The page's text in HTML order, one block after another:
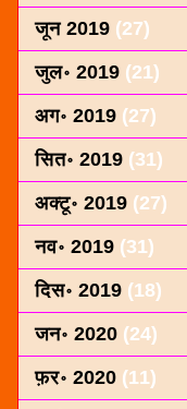
जून 2019 (27)
जुल॰ 2019 (21)
अग॰ 2019 (27)
सित॰ 2019 (31)
अक्टू॰ 2019 (27)
नव॰ 2019 (31)
दिस॰ 2019 (18)
जन॰ 2020 (24)
फ़र॰ 2020 (11)